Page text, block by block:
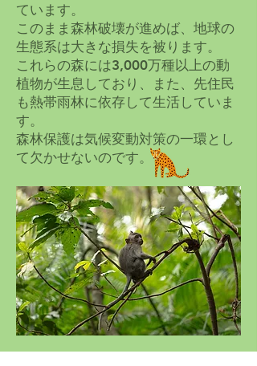
ています。
このまま森林破壊が進めば、地球の
生態系は大きな損失を被ります。
これらの森には3,000万種以上の動
植物が生息しており、また、先住民
も熱帯雨林に依存して生活していま
す。
森林保護は気候変動対策の一環とし
て欠かせないのです。